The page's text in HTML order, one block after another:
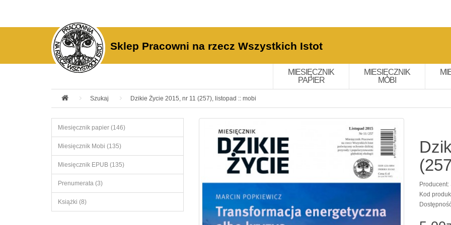
Sklep Pracowni na rzecz Wszystkich Istot
MIESIĘCZNIK
PAPIER
MIESIĘCZNIK
MOBI
Szukaj Dzikie Życie 2015, nr 11 (257), listopad :: mobi
Miesięcznik papier (146)
Miesięcznik Mobi (135)
Miesięcznik EPUB (135)
Prenumerata (3)
Książki (8)
Producent:
Kod